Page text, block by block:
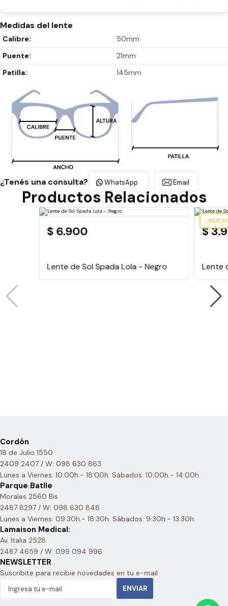
Medidas del lente
Calibre:
50mm
Puente:
21mm
Patilla:
145mm
¿Tenés una consulta? WhatsApp Email
Productos Relacionados
$ 6.900
Lente de Sol Spada Lola - Negro
$
Lente
Cordón
18 de Julio 1550
2409 2407 / W: 098 630 863
Lunes a Viernes: 10:00h.- 18:00h. Sábados: 10:00h.- 14:00h.
Parque Batlle
Morales 2560 Bis
2487 8297 / W: 098 630 848
Lunes a Viernes: 09:30h.- 18:30h. Sábados: 9:30h.- 13:30h.
Lamaison Medical:
Av. Italia 2528
2487 4659 / W: 099 094 996
NEWSLETTER
Suscribite para recibie novedades en tu e-mail
ENVIAR